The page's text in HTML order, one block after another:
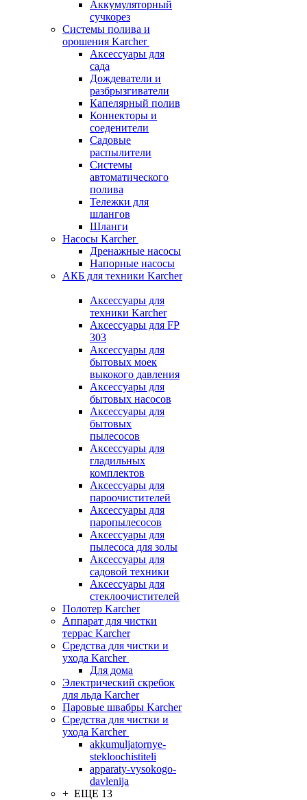
Аккумуляторный
сучкорез
Системы полива и
орошения Karcher
Аксессуары для
сада
Дождеватели и
разбрызгиватели
Капелярный полив
Коннекторы и
соеденители
Садовые
распылители
Системы
автоматического
полива
Тележки для
шлангов
Шланги
Насосы Karcher
Дренажные насосы
Напорные насосы
АКБ для техники Karcher
Аксессуары для
техники Karcher
Аксессуары для FP
303
Аксессуары для
бытовых моек
выкокого давления
Аксессуары для
бытовых насосов
Аксессуары для
бытовых
пылесосов
Аксессуары для
гладильных
комплектов
Аксессуары для
пароочистителей
Аксессуары для
паропылесосов
Аксессуары для
пылесоса для золы
Аксессуары для
садовой техники
Аксессуары для
стеклоочистителей
Полотер Karcher
Аппарат для чистки
террас Karcher
Средства для чистки и
ухода Karcher
Для дома
Электрический скребок
для льда Karcher
Паровые швабры Karcher
Средства для чистки и
ухода Karcher
akkumuljatornye-
stekloochistiteli
apparaty-vysokogo-
davlenija
+ ЕЩЕ 13